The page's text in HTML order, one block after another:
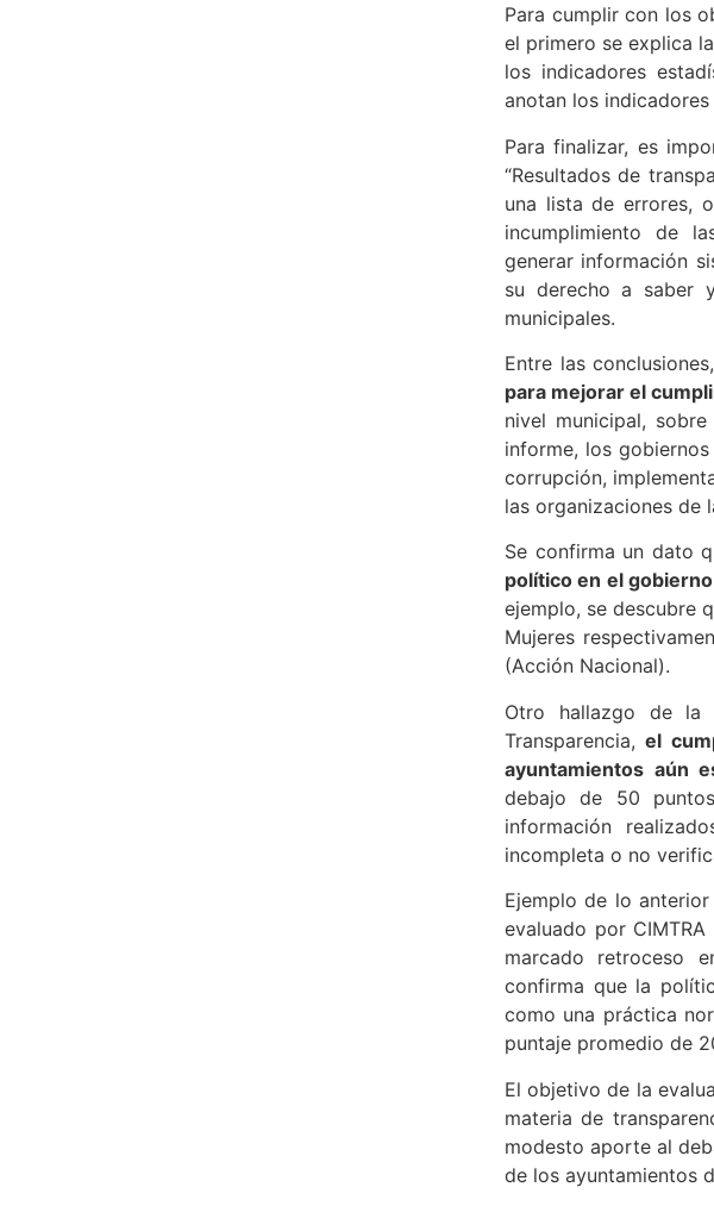
Para cumplir con los
el primero se explica
los indicadores
anotan los
Para finalizar, es
“Resultados de
una lista de errores,
incumplimiento de
generar información
su derecho a saber
municipales.
Entre las
para mejorar el
nivel municipal,
informe, los
corrupción,
las organizaciones de
Se confirma un dato
político en el
ejemplo, se descubre
Mujeres
(Acción Nacional).
Otro hallazgo de la
Transparencia, el
ayuntamientos aún
debajo de 50
información
incompleta o no
Ejemplo de lo
evaluado por
marcado retroceso
confirma que la
como una práctica
puntaje promedio de
El objetivo de la
materia de
modesto aporte al
de los ayuntamientos